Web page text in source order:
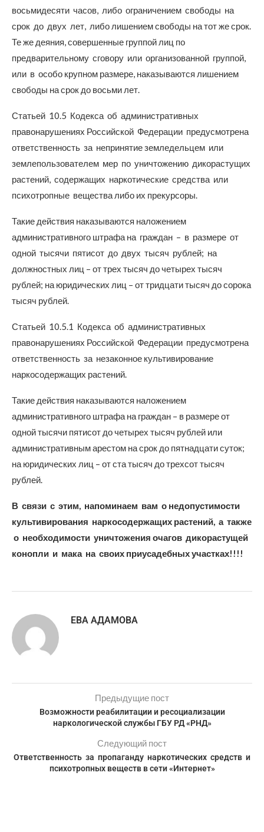
восьмидесяти часов, либо ограничением свободы на
срок до двух лет, либо лишением свободы на тот же срок.
Те же деяния, совершенные группой лиц по
предварительному сговору или организованной группой,
или в особо крупном размере, наказываются лишением
свободы на срок до восьми лет.
Статьей 10.5 Кодекса об административных
правонарушениях Российской Федерации предусмотрена
ответственность за непринятие земледельцем или
землепользователем мер по уничтожению дикорастущих
растений, содержащих наркотические средства или
психотропные вещества либо их прекурсоры.
Такие действия наказываются наложением
административного штрафа на граждан – в размере от
одной тысячи пятисот до двух тысяч рублей; на
должностных лиц – от трех тысяч до четырех тысяч
рублей; на юридических лиц – от тридцати тысяч до сорока
тысяч рублей.
Статьей 10.5.1 Кодекса об административных
правонарушениях Российской Федерации предусмотрена
ответственность за незаконное культивирование
наркосодержащих растений.
Такие действия наказываются наложением
административного штрафа на граждан – в размере от
одной тысячи пятисот до четырех тысяч рублей или
административным арестом на срок до пятнадцати суток;
на юридических лиц – от ста тысяч до трехсот тысяч
рублей.
В связи с этим, напоминаем вам о недопустимости
культивирования наркосодержащих растений, а также
о необходимости уничтожения очагов дикорастущей
конопли и мака на своих приусадебных участках!!!!
ЕВА АДАМОВА
Предыдущие пост
Возможности реабилитации и ресоциализации
наркологической службы ГБУ РД «РНД»
Следующий пост
Ответственность за пропаганду наркотических средств и
психотропных веществ в сети «Интернет»